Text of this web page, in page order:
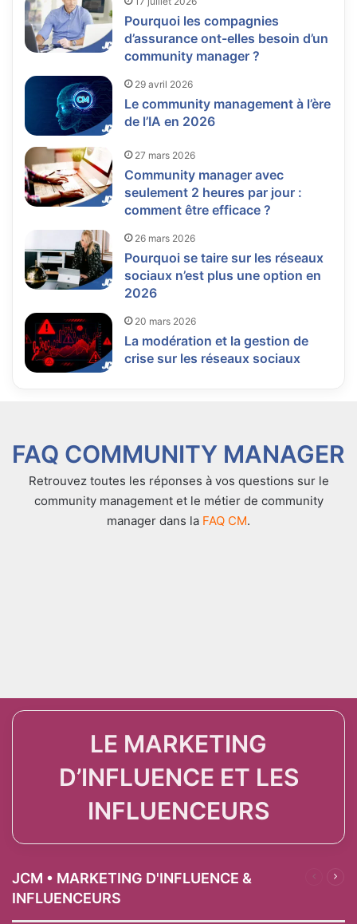
Pourquoi les compagnies
d’assurance ont-elles besoin d’un
community manager ?
29 avril 2026
Le community management à l’ère
de l’IA en 2026
27 mars 2026
Community manager avec
seulement 2 heures par jour :
comment être efficace ?
26 mars 2026
Pourquoi se taire sur les réseaux
sociaux n’est plus une option en
2026
20 mars 2026
La modération et la gestion de
crise sur les réseaux sociaux
FAQ COMMUNITY MANAGER
Retrouvez toutes les réponses à vos questions sur le
community management et le métier de community
manager dans la FAQ CM.
LE MARKETING
D’INFLUENCE ET LES
INFLUENCEURS
JCM • MARKETING D'INFLUENCE &
INFLUENCEURS
Page